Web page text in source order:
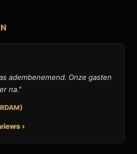
adembenemend. Onze gasten
na."
›